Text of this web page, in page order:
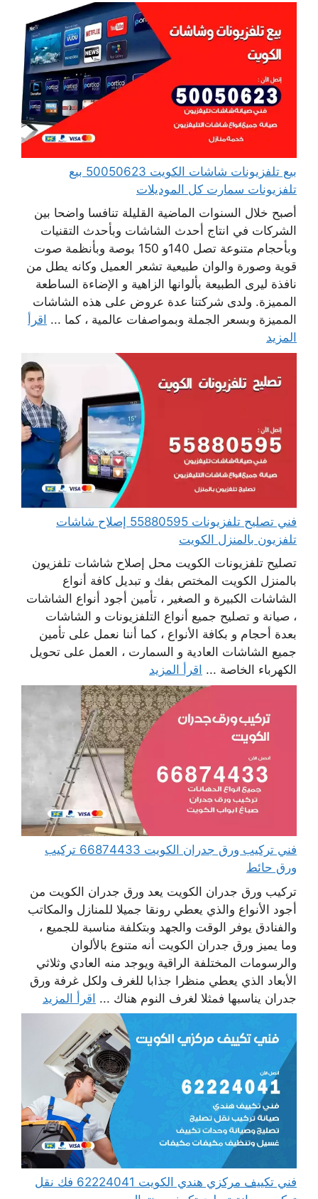
بيع تلفزيونات شاشات الكويت 50050623 بيع
تلفزيونات سمارت كل الموديلات
أصبح خلال السنوات الماضية القليلة تنافسا واضحا بين
الشركات في انتاج أحدث الشاشات وبأحدث التقنيات
وبأحجام متنوعة تصل 140و 150 بوصة وبأنظمة صوت
قوية وصورة والوان طبيعية تشعر العميل وكانه يطل من
نافذة ليرى الطبيعة بألوانها الزاهية و الإضاءة الساطعة
المميزة. ولدى شركتنا عدة عروض على هذه الشاشات
المميزة وبسعر الجملة وبمواصفات عالمية ، كما ... اقرأ
المزيد
فني تصليح تلفزيونات 55880595 إصلاح شاشات
تلفزيون بالمنزل الكويت
تصليح تلفزيونات الكويت محل إصلاح شاشات تلفزيون
بالمنزل الكويت المختص بفك و تبديل كافة أنواع
الشاشات الكبيرة و الصغير ، تأمين أجود أنواع الشاشات
، صيانة و تصليح جميع أنواع التلفزيونات و الشاشات
بعدة أحجام و بكافة الأنواع ، كما أننا نعمل على تأمين
جميع الشاشات العادية و السمارت ، العمل على تحويل
الكهرباء الخاصة ... اقرأ المزيد
فني تركيب ورق جدران الكويت 66874433 تركيب
ورق حائط
تركيب ورق جدران الكويت يعد ورق جدران الكويت من
أجود الأنواع والذي يعطي رونقا جميلا للمنازل والمكاتب
والفنادق يوفر الوقت والجهد وبتكلفة مناسبة للجميع ،
وما يميز ورق جدران الكويت أنه متنوع بالألوان
والرسومات المختلفة الراقية ويوجد منه العادي وثلاثي
الأبعاد الذي يعطي منظرا جذابا للغرف ولكل غرفة ورق
جدران يناسبها فمثلا لغرف النوم هناك ... اقرأ المزيد
فني تكييف مركزي هندي الكويت 62224041 فك نقل